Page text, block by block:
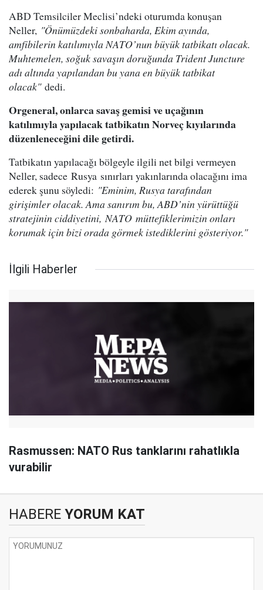
ABD Temsilciler Meclisi’ndeki oturumda konuşan
Neller, "Önümüzdeki sonbaharda, Ekim ayında,
amfibilerin katılımıyla NATO’nun büyük tatbikatı olacak.
Muhtemelen, soğuk savaşın doruğunda Trident Juncture
adı altında yapılandan bu yana en büyük tatbikat
olacak"dedi.
Orgeneral, onlarca savaş gemisi ve uçağının
katılımıyla yapılacak tatbikatın Norveç kıyılarında
düzenleneceğini dile getirdi.
Tatbikatın yapılacağı bölgeyle ilgili net bilgi vermeyen
Neller, sadece Rusya sınırları yakınlarında olacağını ima
ederek şunu söyledi: "Eminim, Rusya tarafından
girişimler olacak. Ama sanırım bu, ABD’nin yürüttüğü
stratejinin ciddiyetini, NATO müttefiklerimizin onları
korumak için bizi orada görmek istediklerini gösteriyor."
İlgili Haberler
Rasmussen: NATO Rus tanklarını rahatlıkla
vurabilir
HABERE YORUM KAT